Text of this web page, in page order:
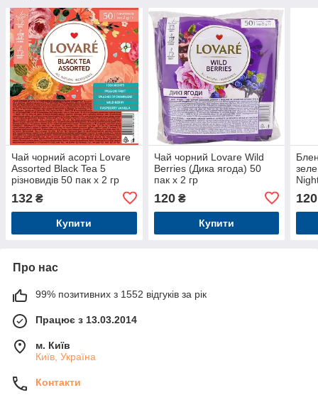
Чай чорний асорті Lovare
Assorted Black Tea 5
різновидів 50 пак х 2 гр
132 ₴
Купити
Чай чорний Lovare Wild
Berries (Дика ягода) 50
пак х 2 гр
120₴
Купити
120
Про нас
99% позитивних з 1552 відгуків за рік
Працює з 13.03.2014
м. Київ
Київ, Україна
Контакти